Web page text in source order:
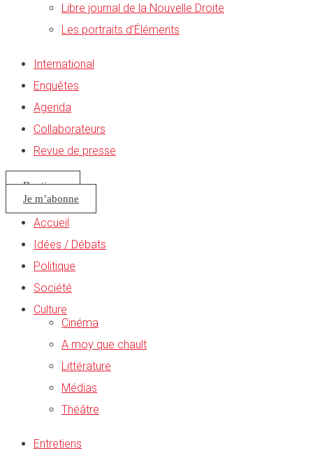
Libre journal de la Nouvelle Droite
Les portraits d’Éléments
International
Enquêtes
Agenda
Collaborateurs
Revue de presse
Boutique
Je m’abonne
Accueil
Idées / Débats
Politique
Société
Culture
Cinéma
A moy que chault
Littérature
Médias
Théâtre
Entretiens